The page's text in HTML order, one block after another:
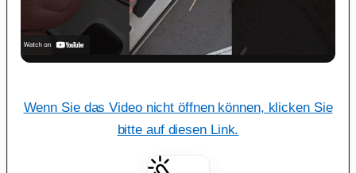
Wenn Sie das Video nicht öffnen können, klicken Sie
bitte auf diesen Link.